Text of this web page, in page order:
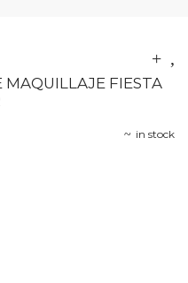
MAQUILLAJE FIESTA
in stock